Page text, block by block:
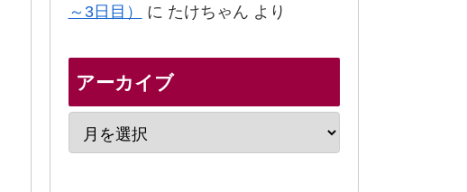
～3日目）
に たけちゃん より
アーカイブ